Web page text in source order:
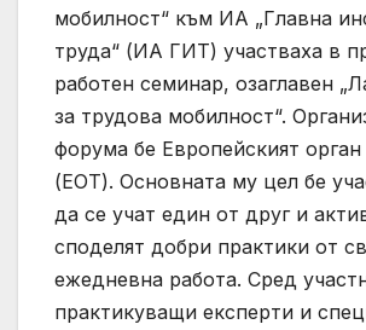
мобилност“ към ИА „Главна
труда“ (ИА ГИТ) участваха в
работен семинар, озаглавен
за трудова мобилност“.
форума бе Европейският
(ЕОТ). Основната му цел бе
да се учат един от друг и
споделят добри практики от
ежедневна работа. Сред
практикуващи експерти и